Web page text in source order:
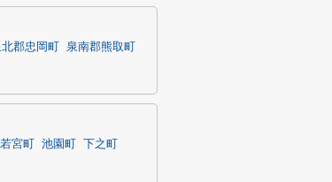
郡忠岡町
泉南郡熊取町
若宮町 池園町
下之町